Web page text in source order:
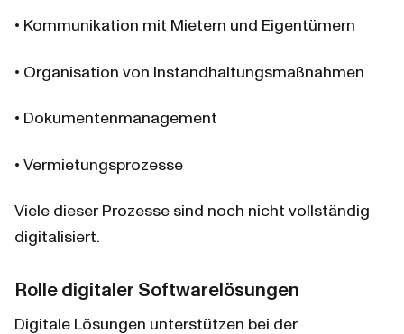
• Kommunikation mit Mietern und Eigentümern
• Organisation von Instandhaltungsmaßnahmen
• Dokumentenmanagement
• Vermietungsprozesse
Viele dieser Prozesse sind noch nicht vollständig
digitalisiert.
Rolle digitaler Softwarelösungen
Digitale Lösungen unterstützen bei der